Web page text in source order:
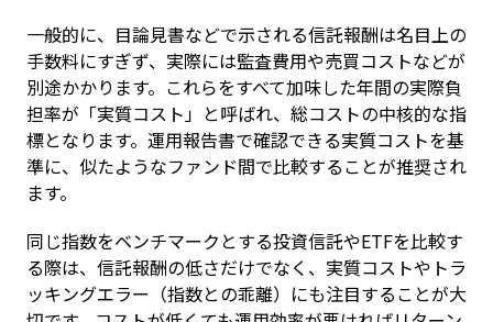
一般的に、目論見書などで示される信託報酬は名目上の
手数料にすぎず、実際には監査費用や売買コストなどが
別途かかります。これらをすべて加味した年間の実際負
担率が「実質コスト」と呼ばれ、総コストの中核的な指
標となります。運用報告書で確認できる実質コストを基
準に、似たようなファンド間で比較することが推奨され
ます。
同じ指数をベンチマークとする投資信託やETFを比較す
る際は、信託報酬の低さだけでなく、実質コストやトラ
ッキングエラー（指数との乖離）にも注目することが大